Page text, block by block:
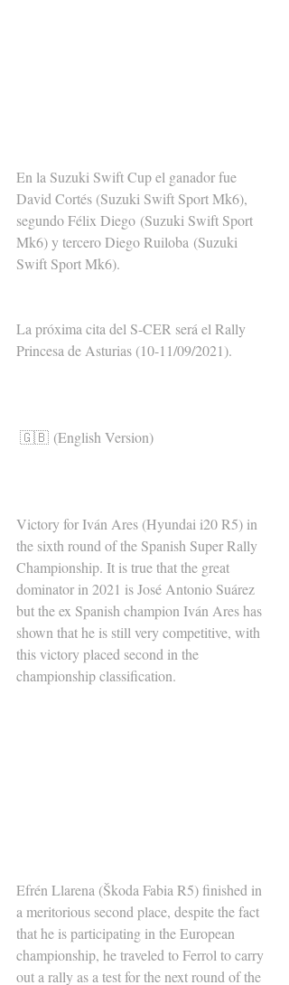
En la Suzuki Swift Cup el ganador fue
David Cortés (Suzuki Swift Sport Mk6),
segundo Félix Diego (Suzuki Swift Sport
Mk6) y tercero Diego Ruiloba (Suzuki
Swift Sport Mk6).
La próxima cita del S-CER será el Rally
Princesa de Asturias (10-11/09/2021).
🇬🇧 (English Version)
Victory for Iván Ares (Hyundai i20 R5) in
the sixth round of the Spanish Super Rally
Championship. It is true that the great
dominator in 2021 is José Antonio Suárez
but the ex Spanish champion Iván Ares has
shown that he is still very competitive, with
this victory placed second in the
championship classification.
Efrén Llarena (Škoda Fabia R5) finished in
a meritorious second place, despite the fact
that he is participating in the European
championship, he traveled to Ferrol to carry
out a rally as a test for the next round of the